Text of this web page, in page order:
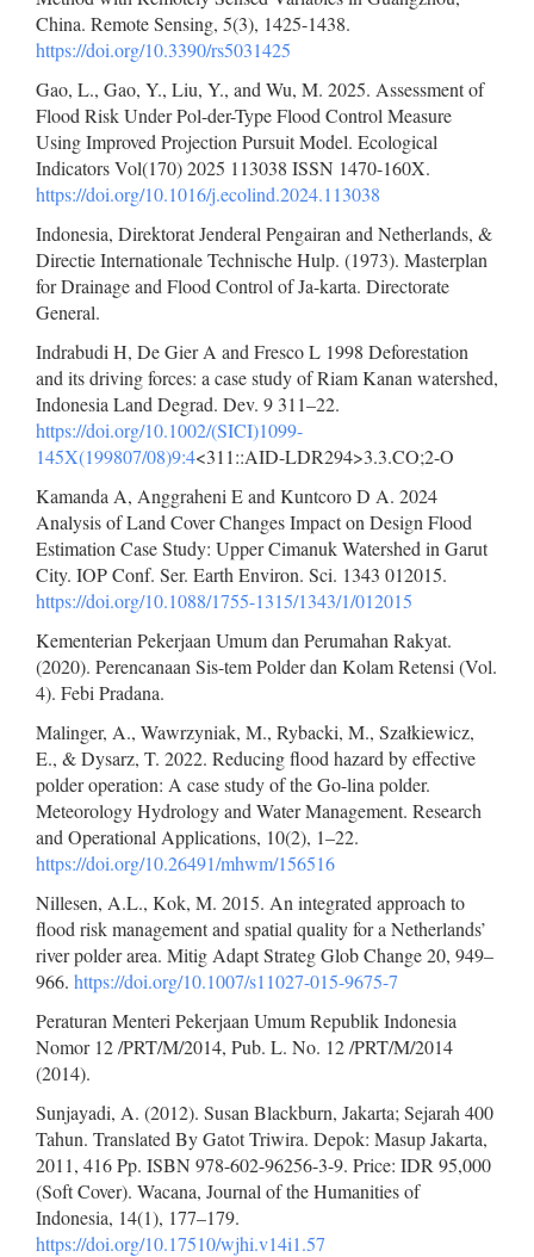
China. Remote Sensing, 5(3), 1425-1438.
https://doi.org/10.3390/rs5031425
Gao, L., Gao, Y., Liu, Y., and Wu, M. 2025. Assessment of
Flood Risk Under Pol-der-Type Flood Control Measure
Using Improved Projection Pursuit Model. Ecological
Indicators Vol(170) 2025 113038 ISSN 1470-160X.
https://doi.org/10.1016/j.ecolind.2024.113038
Indonesia, Direktorat Jenderal Pengairan and Netherlands, &
Directie Internationale Technische Hulp. (1973). Masterplan
for Drainage and Flood Control of Ja-karta. Directorate
General.
Indrabudi H, De Gier A and Fresco L 1998 Deforestation
and its driving forces: a case study of Riam Kanan watershed,
Indonesia Land Degrad. Dev. 9 311–22.
https://doi.org/10.1002/(SICI)1099-
145X(199807/08)9:4<311::AID-LDR294>3.3.CO;2-O
Kamanda A, Anggraheni E and Kuntcoro D A. 2024
Analysis of Land Cover Changes Impact on Design Flood
Estimation Case Study: Upper Cimanuk Watershed in Garut
City. IOP Conf. Ser. Earth Environ. Sci. 1343 012015.
https://doi.org/10.1088/1755-1315/1343/1/012015
Kementerian Pekerjaan Umum dan Perumahan Rakyat.
(2020). Perencanaan Sis-tem Polder dan Kolam Retensi (Vol.
4). Febi Pradana.
Malinger, A., Wawrzyniak, M., Rybacki, M., Szałkiewicz,
E., & Dysarz, T. 2022. Reducing flood hazard by effective
polder operation: A case study of the Go-lina polder.
Meteorology Hydrology and Water Management. Research
and Operational Applications, 10(2), 1–22.
https://doi.org/10.26491/mhwm/156516
Nillesen, A.L., Kok, M. 2015. An integrated approach to
flood risk management and spatial quality for a Netherlands’
river polder area. Mitig Adapt Strateg Glob Change 20, 949–
966. https://doi.org/10.1007/s11027-015-9675-7
Peraturan Menteri Pekerjaan Umum Republik Indonesia
Nomor 12 /PRT/M/2014, Pub. L. No. 12 /PRT/M/2014
(2014).
Sunjayadi, A. (2012). Susan Blackburn, Jakarta; Sejarah 400
Tahun. Translated By Gatot Triwira. Depok: Masup Jakarta,
2011, 416 Pp. ISBN 978-602-96256-3-9. Price: IDR 95,000
(Soft Cover). Wacana, Journal of the Humanities of
Indonesia, 14(1), 177–179.
https://doi.org/10.17510/wjhi.v14i1.57